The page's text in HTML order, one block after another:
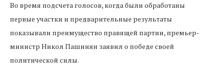
Во время подсчета голосов, когда были обработаны
первые участки и предварительные результаты
показывали преимущество правящей партии, премьер-
министр Никол Пашинян заявил о победе своей
политической силы.